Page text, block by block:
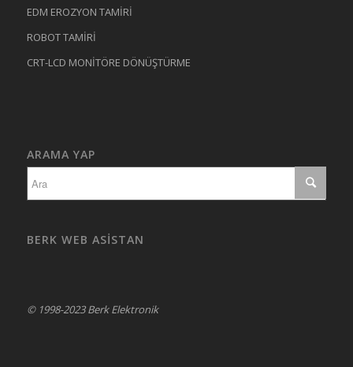
EDM EROZYON TAMİRİ
ROBOT TAMİRİ
CRT-LCD MONİTÖRE DÖNÜŞTÜRME
ARAMA YAP
BERK WEB ASISTAN
© 1998-2023 Berk Elektronik